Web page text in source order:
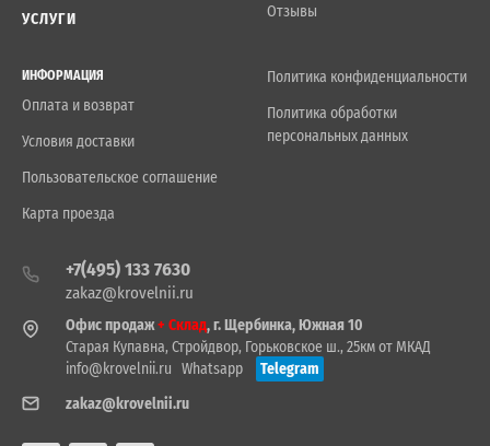
УСЛУГИ
Отзывы
ИНФОРМАЦИЯ
Оплата и возврат
Условия доставки
Пользовательское соглашение
Карта проезда
Политика конфиденциальности
Политика обработки
персональных данных
+7(495) 133 7630
zakaz@krovelnii.ru
Офис продаж+ Склад, г. Щербинка, Южная 10
Старая Купавна, Стройдвор, Горьковское ш., 25км от МКАД
info@krovelnii.ru Whatsapp
Telegram
zakaz@krovelnii.ru